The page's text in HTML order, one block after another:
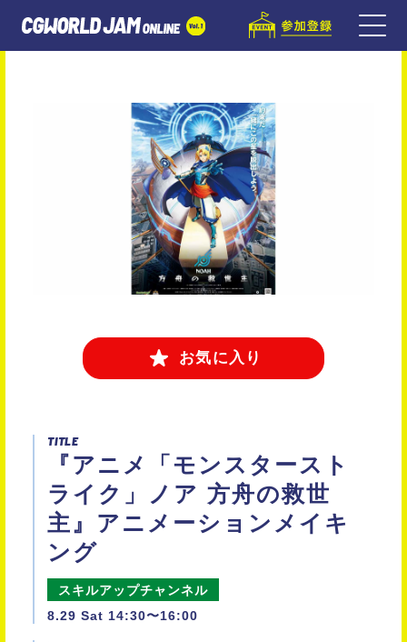
お気に入り
TITLE
『アニメ「モンスタースト
ライク」ノア 方舟の救世
主』アニメーションメイキ
ング
スキルアップチャンネル
8.29 Sat 14:30〜16:00